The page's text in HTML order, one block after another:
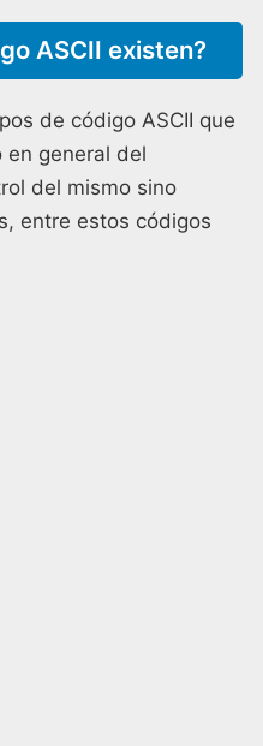
ASCII existen?
de código ASCII que
en general del
del mismo sino
entre estos códigos